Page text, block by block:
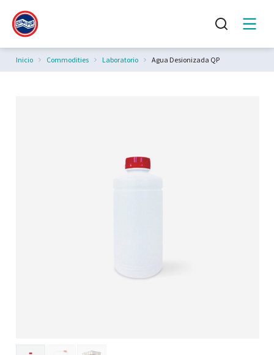
Estás aquí:
Inicio Commodities Laboratorio Agua Desionizada QP